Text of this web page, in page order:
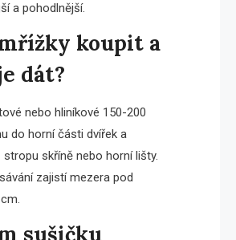
a pohodlnější.
koupit a
dát?
nebo hliníkové 150-200
do horní části dvířek a
stropu skříně nebo horní lišty.
zajistí mezera pod
sušičku